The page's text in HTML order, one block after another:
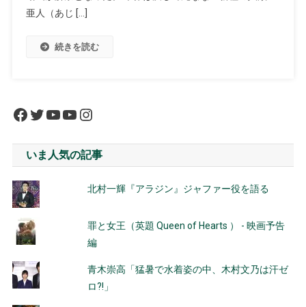
亜人（あじ […]
続きを読む
Facebook
Twitter
YouTube
YouTube
Instagram
いま人気の記事
北村一輝『アラジン』ジャファー役を語る
罪と女王（英題 Queen of Hearts ） - 映画予告
編
青木崇高「猛暑で水着姿の中、木村文乃は汗ゼ
ロ?!」